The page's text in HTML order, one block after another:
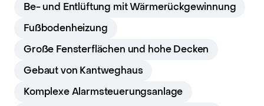
Be- und Entlüftung mit Wärmerückgewinnung
Fußbodenheizung
Große Fensterflächen und hohe Decken
Gebaut von Kantweghaus
Komplexe Alarmsteuerungsanlage